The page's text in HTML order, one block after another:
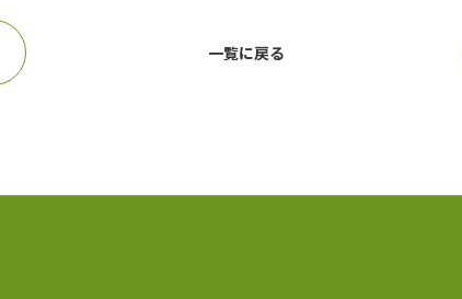
一覧に戻る